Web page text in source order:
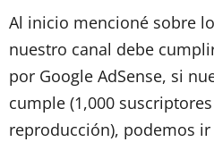
Al inicio mencioné sobre
nuestro canal debe
por Google AdSense, si
cumple (1,000
reproducción), podemos ir